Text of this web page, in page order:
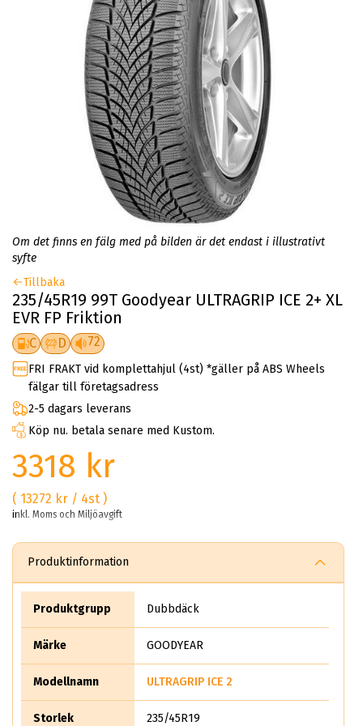
Om det finns en fälg med på bilden är det endast i illustrativt
syfte
Tillbaka
235/45R19 99T Goodyear ULTRAGRIP ICE 2+ XL
EVR FP Friktion
C D 72
FRI FRAKT vid komplettahjul (4st) *gäller på ABS Wheels
fälgar till företagsadress
2-5 dagars leverans
Köp nu. betala senare med Kustom.
3318 kr
( 13272 kr / 4st )
inkl. Moms och Miljöavgift
Produktinformation
Produktgrupp Dubbdäck
Märke GOODYEAR
Modellnamn ULTRAGRIP ICE 2
Storlek 235/45R19